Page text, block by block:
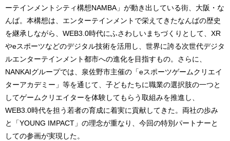
ーテインメントシティ構想NAMBA」が動き出している街、大阪・な
んば。本構想は、エンターテインメントで栄えてきたなんばの歴史
を継承しながら、WEB3.0時代にふさわしいまちづくりとして、XR
やeスポーツなどのデジタル技術を活用し、世界に誇る次世代デジタ
ルエンターテインメント都市への進化を目指すもの。さらに、
NANKAIグループでは、泉佐野市主催の「eスポーツゲームクリエイ
ターアカデミー」等を通じて、子どもたちに職業の選択肢の一つと
してゲームクリエイターを体験してもらう取組みを推進し、
WEB3.0時代を担う若者の育成に着実に貢献してきた。両社の歩み
と「YOUNG IMPACT」の理念が重なり、今回の特別パートナーと
しての参画が実現した。